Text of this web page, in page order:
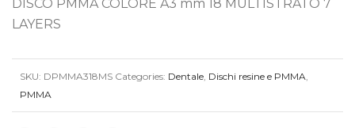
DISCO PMMA COLORE A3 mm 18 MULTISTRATO 7
LAYERS
SKU: DPMMA318MS Categories: Dentale, Dischi resine e PMMA,
PMMA